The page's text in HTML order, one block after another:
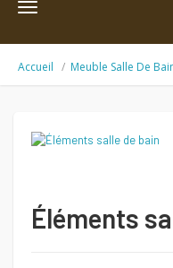
Toggle
Accueil Meuble Salle De
Éléments